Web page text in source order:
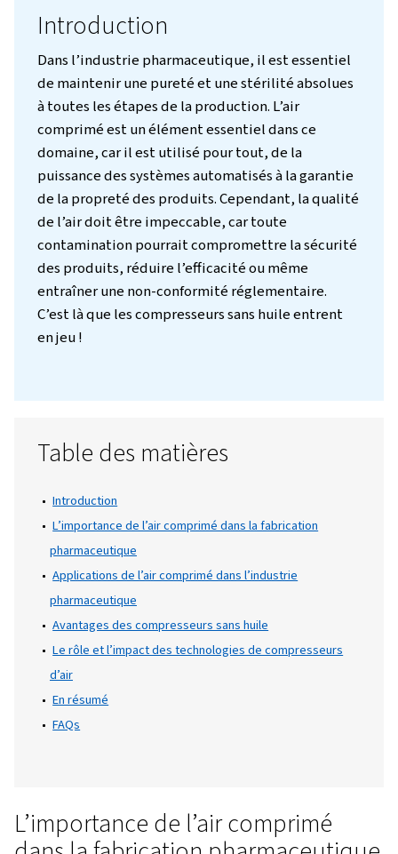
Introduction
à toutes les étapes de la production. L’air
domaine, car il est utilisé pour tout, de la
puissance des systèmes automatisés à la
de la propreté des produits. Cependant, la
de l’air doit être impeccable, car toute
contamination pourrait compromettre la
des produits, réduire l’efficacité ou même
entraîner une non-conformité
C’est là que les compresseurs sans huile
en jeu !